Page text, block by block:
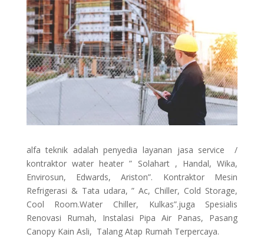
alfa teknik adalah penyedia layanan jasa service /
kontraktor water heater ” Solahart , Handal, Wika,
Envirosun, Edwards, Ariston”. Kontraktor Mesin
Refrigerasi & Tata udara, ” Ac, Chiller, Cold Storage,
Cool Room.Water Chiller, Kulkas”.juga Spesialis
Renovasi Rumah, Instalasi Pipa Air Panas, Pasang
Canopy Kain Asli, Talang Atap Rumah Terpercaya.